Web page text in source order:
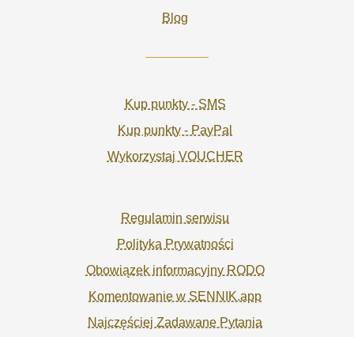
Blog
Kup punkty - SMS
Kup punkty - PayPal
Wykorzystaj VOUCHER
Regulamin serwisu
Polityka Prywatności
Obowiązek informacyjny RODO
Komentowanie w SENNIK.app
Najczęściej Zadawane Pytania